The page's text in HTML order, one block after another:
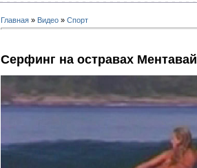
Главная » Видео » Спорт
Серфинг на остравах Ментавай